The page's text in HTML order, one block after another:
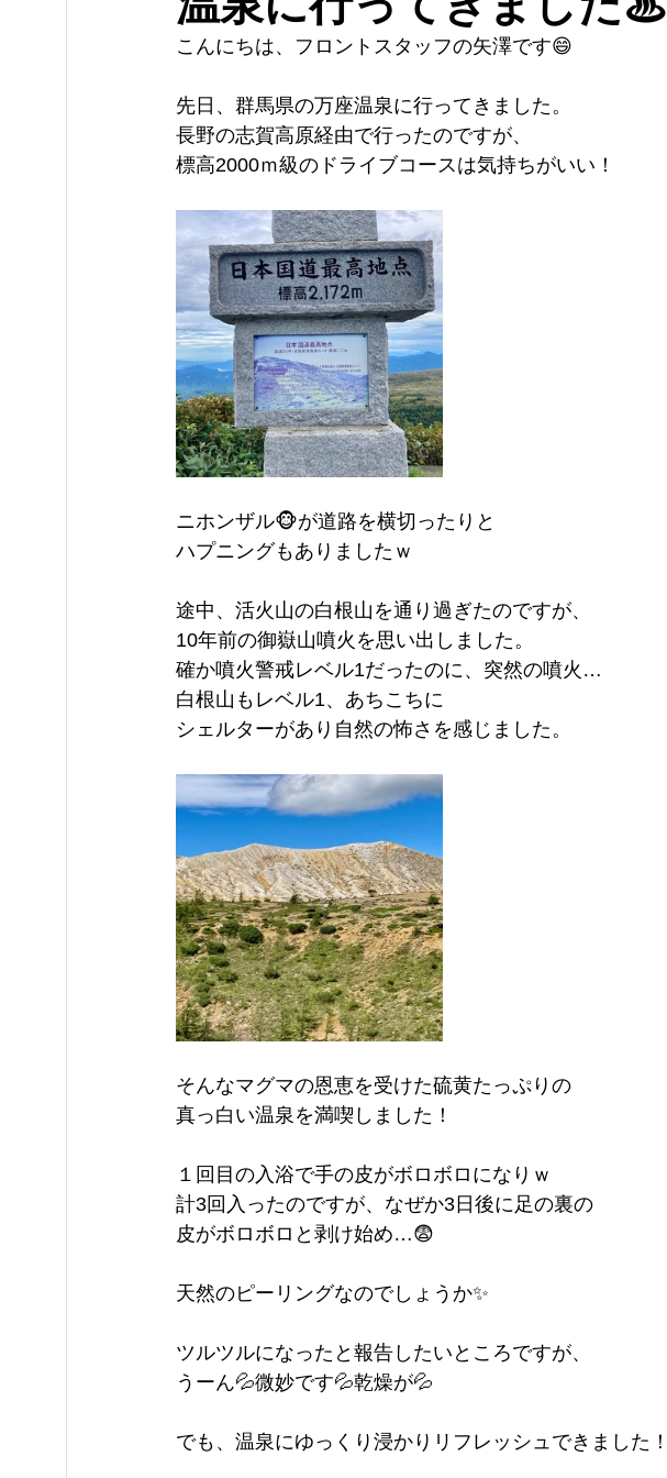
こんにちは、フロントスタッフの矢澤です😄
先日、群馬県の万座温泉に行ってきました。
長野の志賀高原経由で行ったのですが、
標高2000ｍ級のドライブコースは気持ちがいい！
ニホンザル🐵が道路を横切ったりと
ハプニングもありましたｗ
途中、活火山の白根山を通り過ぎたのですが、
10年前の御嶽山噴火を思い出しました。
確か噴火警戒レベル1だったのに、突然の噴火…
白根山もレベル1、あちこちに
シェルターがあり自然の怖さを感じました。
そんなマグマの恩恵を受けた硫黄たっぷりの
真っ白い温泉を満喫しました！
１回目の入浴で手の皮がボロボロになりｗ
計3回入ったのですが、なぜか3日後に足の裏の
皮がボロボロと剥け始め…😨
天然のピーリングなのでしょうか✨
ツルツルになったと報告したいところですが、
うーん💦微妙です💦乾燥が💦
でも、温泉にゆっくり浸かりリフレッシュできました！